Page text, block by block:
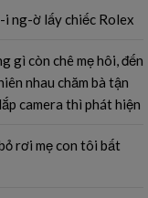
ng-ờ lấy chiếc Rolex
gì còn chê mẹ hôi, đến
nhau chăm bà tận
camera thì phát hiện
rơi mẹ con tôi bất